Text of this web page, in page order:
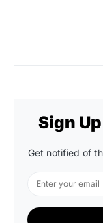
Sign
Get notified of